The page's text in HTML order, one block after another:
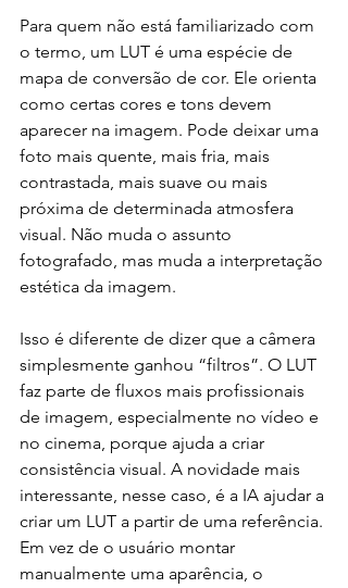
Para quem não está familiarizado com
o termo, um LUT é uma espécie de
mapa de conversão de cor. Ele orienta
como certas cores e tons devem
aparecer na imagem. Pode deixar uma
foto mais quente, mais fria, mais
contrastada, mais suave ou mais
próxima de determinada atmosfera
visual. Não muda o assunto
fotografado, mas muda a interpretação
estética da imagem.
Isso é diferente de dizer que a câmera
simplesmente ganhou “filtros”. O LUT
faz parte de fluxos mais profissionais
de imagem, especialmente no vídeo e
no cinema, porque ajuda a criar
consistência visual. A novidade mais
interessante, nesse caso, é a IA ajudar a
criar um LUT a partir de uma referência.
Em vez de o usuário montar
manualmente uma aparência, o